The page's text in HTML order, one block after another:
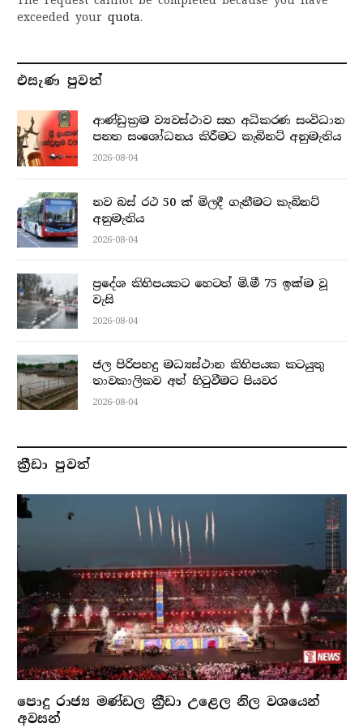
exceeded your quota.
එසැණ පුව​ත්
ආණ්ඩුක්‍රම ව්‍යවස්ථාව සහ අධිකරණ සංවිධාන
පනත සංශෝධනය කිරීමට කැබිනට් අනුමැතිය
2026-08-04
නව බස් රථ 50 ක් මිලදී ගැනීමට කැබිනට්
අනුමැතිය
2026-08-04
ප්‍රදේශ කිහිපයකට හෙටත් මි.මී 75 ඉක්ම වූ
වැසි
2026-08-04
ජල පිරිපහදු මධ්‍යස්ථාන කිහිපයක කටයුතු
තාවකාලිකව අත් හිටුවීමට පියවර
2026-08-04
ක්‍රීඩා පුවත්
පොදු රාජ්‍ය මණ්ඩල ක්‍රීඩා උළෙල නිල වශයෙන්
අවසන්